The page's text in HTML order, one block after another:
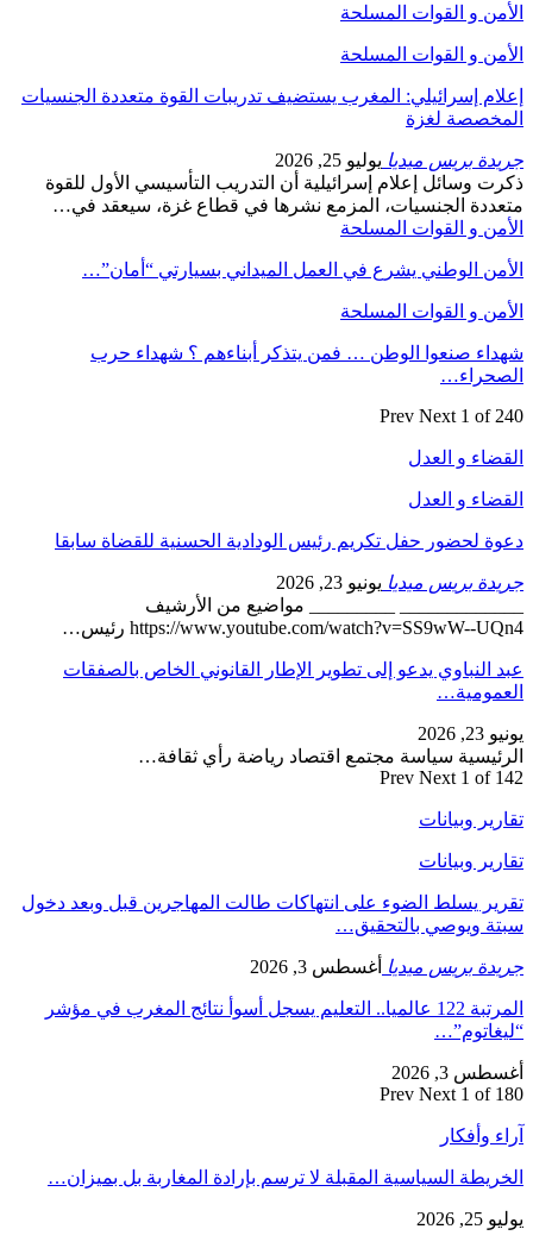
الأمن و القوات المسلحة
الأمن و القوات المسلحة
إعلام إسرائيلي: المغرب يستضيف تدريبات القوة متعددة الجنسيات
المخصصة لغزة
جريدة بريس ميديا يوليو 25, 2026
ذكرت وسائل إعلام إسرائيلية أن التدريب التأسيسي الأول للقوة
متعددة الجنسيات، المزمع نشرها في قطاع غزة، سيعقد في…
الأمن و القوات المسلحة
الأمن الوطني يشرع في العمل الميداني بسيارتي “أمان”…
الأمن و القوات المسلحة
شهداء صنعوا الوطن … فمن يتذكر أبناءهم ؟ شهداء حرب
الصحراء…
Prev Next 1 of 240
القضاء و العدل
القضاء و العدل
دعوة لحضور حفل تكريم رئيس الودادية الحسنية للقضاة سابقا
جريدة بريس ميديا يونيو 23, 2026
_____________ _________ مواضيع من الأرشيف
https://www.youtube.com/watch?v=SS9wW--UQn4 رئيس…
عبد النباوي يدعو إلى تطوير الإطار القانوني الخاص بالصفقات
العمومية…
يونيو 23, 2026
الرئيسية سياسة مجتمع اقتصاد رياضة رأي ثقافة…
Prev Next 1 of 142
تقارير وبيانات
تقارير وبيانات
تقرير يسلط الضوء على انتهاكات طالت المهاجرين قبل وبعد دخول
سبتة ويوصي بالتحقيق…
جريدة بريس ميديا أغسطس 3, 2026
المرتبة 122 عالميا.. التعليم يسجل أسوأ نتائج المغرب في مؤشر
“ليغاتوم”…
أغسطس 3, 2026
Prev Next 1 of 180
آراء وأفكار
الخريطة السياسية المقبلة لا ترسم بإرادة المغاربة بل بميزان…
يوليو 25, 2026